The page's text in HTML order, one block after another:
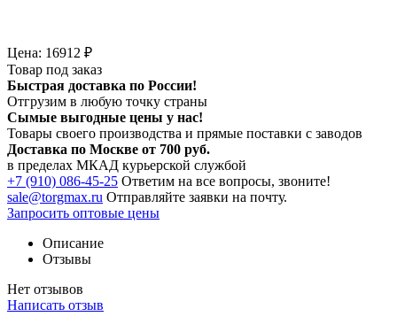
Цена: 16912 ₽
Товар под заказ
Быстрая доставка по России!
Отгрузим в любую точку страны
Сымые выгодные цены у нас!
Товары своего производства и прямые поставки с заводов
Доставка по Москве от 700 руб.
в пределах МКАД курьерской службой
+7 (910) 086-45-25 Ответим на все вопросы, звоните!
sale@torgmax.ru Отправляйте заявки на почту.
Запросить оптовые цены
Описание
Отзывы
Нет отзывов
Написать отзыв